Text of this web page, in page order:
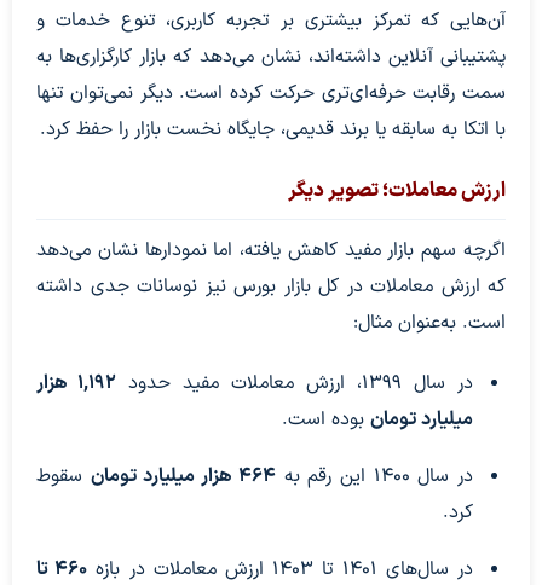
آن‌هایی که تمرکز بیشتری بر تجربه کاربری، تنوع خدمات و
پشتیبانی آنلاین داشته‌اند، نشان می‌دهد که بازار کارگزاری‌ها به
سمت رقابت حرفه‌ای‌تری حرکت کرده است. دیگر نمی‌توان تنها
با اتکا به سابقه یا برند قدیمی، جایگاه نخست بازار را حفظ کرد.
ارزش معاملات؛ تصویر دیگر
اگرچه سهم بازار مفید کاهش یافته، اما نمودارها نشان می‌دهد
که ارزش معاملات در کل بازار بورس نیز نوسانات جدی داشته
است. به‌عنوان مثال:
در سال ۱۳۹۹، ارزش معاملات مفید حدود
۱,۱۹۲ هزار
میلیارد تومان بوده است.
در سال ۱۴۰۰ این رقم به
۴۶۴ هزار میلیارد تومان
سقوط
کرد.
در سال‌های ۱۴۰۱ تا ۱۴۰۳ ارزش معاملات در بازه
۴۶۰ تا